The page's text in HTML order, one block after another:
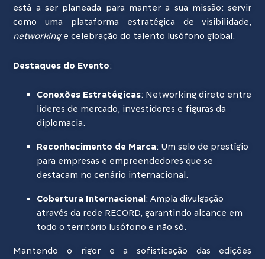
está a ser planeada para manter a sua missão: servir
como uma plataforma estratégica de visibilidade,
networkinge celebração do talento lusófono global.
Destaques do Evento:
Conexões Estratégicas: Networking direto entre
líderes de mercado, investidores e figuras da
diplomacia.
Reconhecimento de Marca: Um selo de prestígio
para empresas e empreendedores que se
destacam no cenário internacional.
Cobertura Internacional: Ampla divulgação
através da rede RECORD, garantindo alcance em
todo o território lusófono e não só.
Mantendo o rigor e a sofisticação das edições